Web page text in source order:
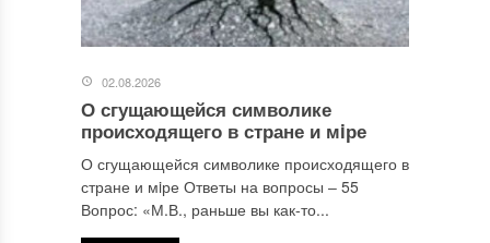
02.08.2026
О сгущающейся символике
происходящего в стране и мiре
О сгущающейся символике происходящего в
стране и мiре Ответы на вопросы ‒ 55
Вопрос: «М.В., раньше вы как-то...